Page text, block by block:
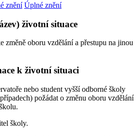
znění Úplné znění
životní situace
změně oboru vzdělání a přestupu na jinou
k životní situaci
nebo student vyšší odborné školy
požádat o změnu oboru vzdělání
školy.